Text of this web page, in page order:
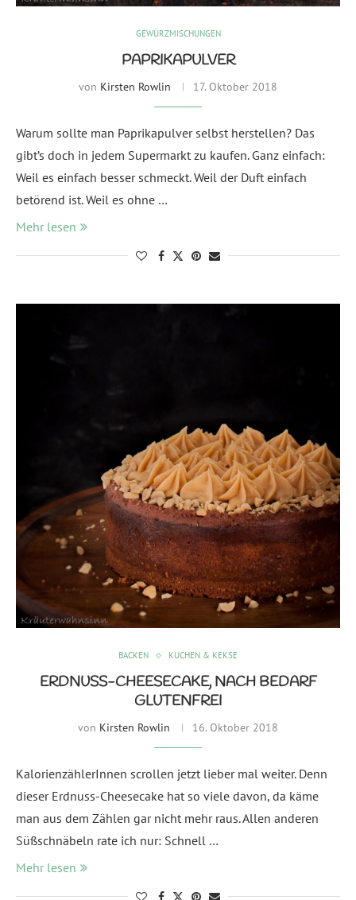
GEWÜRZMISCHUNGEN
PAPRIKAPULVER
von Kirsten Rowlin 17. Oktober 2018
Warum sollte man Paprikapulver selbst herstellen? Das
gibt’s doch in jedem Supermarkt zu kaufen. Ganz einfach:
Weil es einfach besser schmeckt. Weil der Duft einfach
betörend ist. Weil es ohne …
Mehr lesen
BACKEN KUCHEN & KEKSE
ERDNUSS-CHEESECAKE, NACH BEDARF
GLUTENFREI
von Kirsten Rowlin 16. Oktober 2018
KalorienzählerInnen scrollen jetzt lieber mal weiter. Denn
dieser Erdnuss-Cheesecake hat so viele davon, da käme
man aus dem Zählen gar nicht mehr raus. Allen anderen
Süßschnäbeln rate ich nur: Schnell …
Mehr lesen